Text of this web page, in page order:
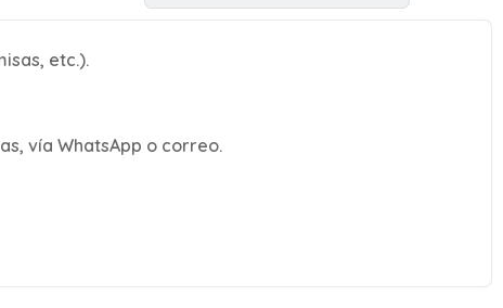
etc.).
vía WhatsApp o correo.